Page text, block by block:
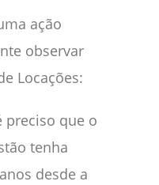
ação
observar
Locações:
preciso que o
tenha
desde a